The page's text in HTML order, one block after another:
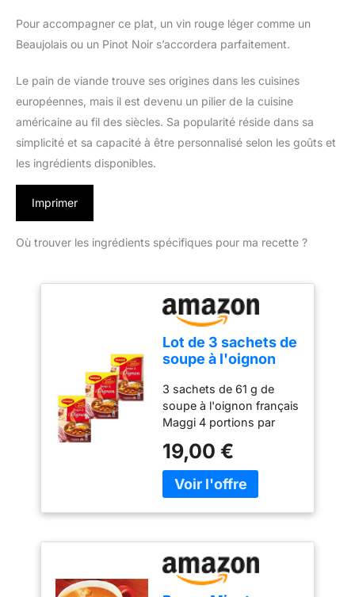
Pour accompagner ce plat, un vin rouge léger comme un
Beaujolais ou un Pinot Noir s’accordera parfaitement.
Le pain de viande trouve ses origines dans les cuisines
européennes, mais il est devenu un pilier de la cuisine
américaine au fil des siècles. Sa popularité réside dans sa
simplicité et sa capacité à être personnalisé selon les goûts et
les ingrédients disponibles.
Imprimer
Où trouver les ingrédients spécifiques pour ma recette ?
Lot de 3 sachets de
soupe à l'oignon
3 sachets de 61 g de
soupe à l'oignon français
Maggi 4 portions par
oignon et oignon frit
(oignon, huile de
tournesol) 37 %, amidon
glutamate monosodique,
inosinate disodique et
guanylate, sirop de
glucose, extrait de
19,00 €